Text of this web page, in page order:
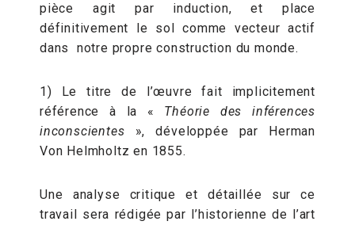
pièce agit par induction, et place
définitivement le sol comme vecteur actif
dans notre propre construction du monde.
1) Le titre de l’œuvre fait implicitement
référence à la « Théorie des inférences
inconscientes », développée par Herman
Von Helmholtz en 1855.
Une analyse critique et détaillée sur ce
travail sera rédigée par l’historienne de l’art